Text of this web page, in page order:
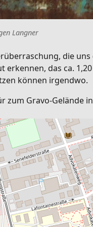
Langner
die
erkennen, das ca.
können irgendwo.
zum Gravo-Gelände